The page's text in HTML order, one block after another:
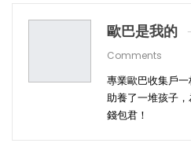
歐巴是我的
Comments
專業歐巴收集戶一
助養了一堆孩子
錢包君！